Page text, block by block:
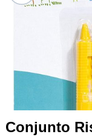
Conjunto